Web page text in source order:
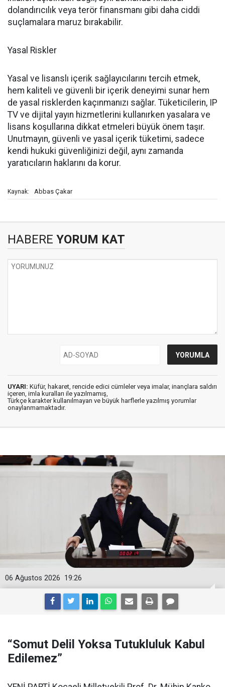
dolandırıcılık veya terör finansmanı gibi daha ciddi
suçlamalara maruz bırakabilir.
Yasal Riskler
Yasal ve lisanslı içerik sağlayıcılarını tercih etmek,
hem kaliteli ve güvenli bir içerik deneyimi sunar hem
de yasal risklerden kaçınmanızı sağlar. Tüketicilerin, IP
TV ve dijital yayın hizmetlerini kullanırken yasalara ve
lisans koşullarına dikkat etmeleri büyük önem taşır.
Unutmayın, güvenli ve yasal içerik tüketimi, sadece
kendi hukuki güvenliğinizi değil, aynı zamanda
yaratıcıların haklarını da korur.
Kaynak: Abbas Çakar
HABERE YORUM KAT
UYARI: Küfür, hakaret, rencide edici cümleler veya imalar, inançlara saldırı
içeren, imla kuralları ile yazılmamış,
Türkçe karakter kullanılmayan ve büyük harflerle yazılmış yorumlar
onaylanmamaktadır.
19:26
06 Ağustos 2026
“Somut Delil Yoksa Tutukluluk Kabul
Edilemez”